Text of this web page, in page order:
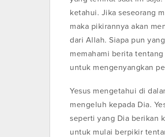
ketahui. Jika seseorang
maka pikirannya akan
dari Allah. Siapa pun
memahami berita
untuk mengenyangkan
Yesus mengetahui di
mengeluh kepada Dia.
seperti yang Dia berikan
untuk mulai berpikir